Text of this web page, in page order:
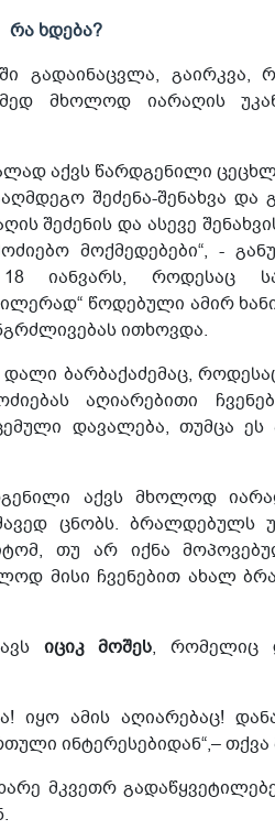
რა ხდება?
გადაინაცვლა, გაირკვა,
მხოლოდ იარაღის
აქვს წარდგენილი
შეძენა-შენახვა და
შეძენის და ასევე
მოქმედებები“, -
იანვარს, როდესაც
წოდებული ამირ
ითხოვდა.
დალი ბარბაქაძემაც,
აღიარებითი
დავალება, თუმცა
აქვს მხოლოდ
ცნობს. ბრალდებულს
თუ არ იქნა
მისი ჩვენებით ახალ
იციკ მოშეს, რომელიც
იყო ამის აღიარებაც!
ინტერესებიდან“,– თქვა
მკვეთრ